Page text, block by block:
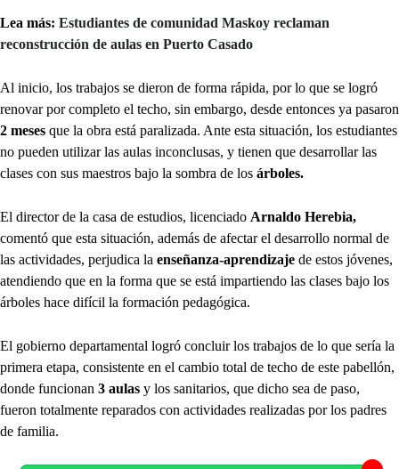
Lea más: Estudiantes de comunidad Maskoy reclaman
reconstrucción de aulas en Puerto Casado
Al inicio, los trabajos se dieron de forma rápida, por lo que se logró
renovar por completo el techo, sin embargo, desde entonces ya pasaron
2 meses que la obra está paralizada. Ante esta situación, los estudiantes
no pueden utilizar las aulas inconclusas, y tienen que desarrollar las
clases con sus maestros bajo la sombra de los árboles.
El director de la casa de estudios, licenciado Arnaldo Herebia,
comentó que esta situación, además de afectar el desarrollo normal de
las actividades, perjudica la enseñanza-aprendizaje de estos jóvenes,
atendiendo que en la forma que se está impartiendo las clases bajo los
árboles hace difícil la formación pedagógica.
El gobierno departamental logró concluir los trabajos de lo que sería la
primera etapa, consistente en el cambio total de techo de este pabellón,
donde funcionan 3 aulas y los sanitarios, que dicho sea de paso,
fueron totalmente reparados con actividades realizadas por los padres
de familia.